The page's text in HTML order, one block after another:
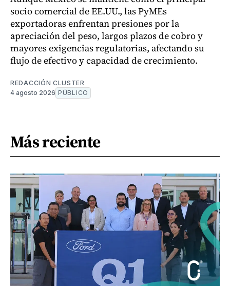
socio comercial de EE.UU., las PyMEs
exportadoras enfrentan presiones por la
apreciación del peso, largos plazos de cobro y
mayores exigencias regulatorias, afectando su
flujo de efectivo y capacidad de crecimiento.
REDACCIÓN CLUSTER
4 agosto 2026 PÚBLICO
Más reciente